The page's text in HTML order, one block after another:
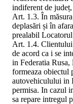
indiferent de
Art. 1.3. În
deplasări și în
prealabil
Art. 1.4. Clientului
de acord ca i se
in Federatia
formeaza obiectul
autovehiculului in
permisa. In cazul
sa repare intregul